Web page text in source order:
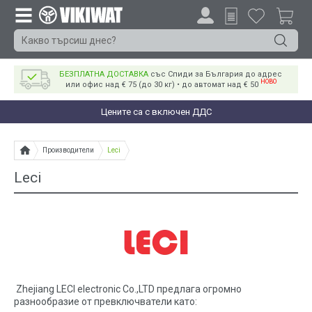
БЕЗПЛАТНА ДОСТАВКА със Спиди за България до адрес
или офис над € 75 (до 30 кг) • до автомат над € 50 НОВО
Цените са с включен ДДС
Производители Leci
Leci
Zhejiang LECI electronic Co.,LTD предлага огромно
разнообразие от превключватели като: